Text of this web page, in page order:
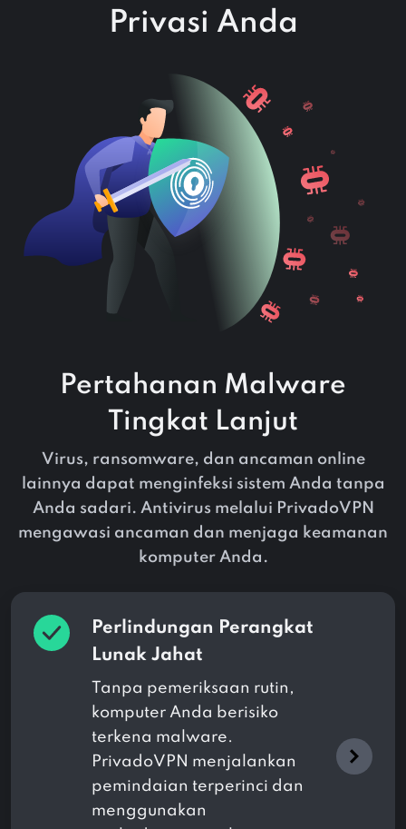
Privasi Anda
Pertahanan Malware
Tingkat Lanjut
Virus, ransomware, dan ancaman online
lainnya dapat menginfeksi sistem Anda tanpa
Anda sadari. Antivirus melalui PrivadoVPN
mengawasi ancaman dan menjaga keamanan
komputer Anda.
Perlindungan Perangkat
Lunak Jahat
Tanpa pemeriksaan rutin,
komputer Anda berisiko
terkena malware.
PrivadoVPN menjalankan
pemindaian terperinci dan
menggunakan